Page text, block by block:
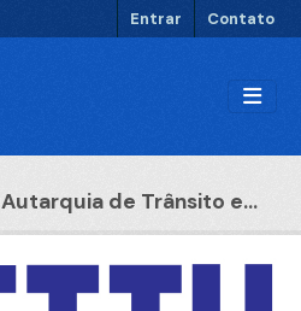
Entrar Contato
Autarquia de Trânsito e...